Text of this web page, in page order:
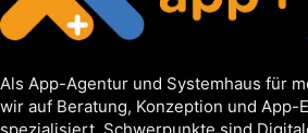
Als App-Agentur und Systemhaus für
wir auf Beratung, Konzeption und App-
spezialisiert. Schwerpunkte sind